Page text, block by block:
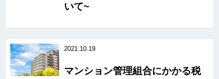
いて~
2021.10.19
マンション管理組合にかかる税